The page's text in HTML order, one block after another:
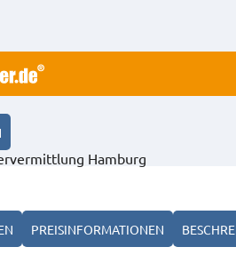
Hamburg
PREISINFORMATIONEN